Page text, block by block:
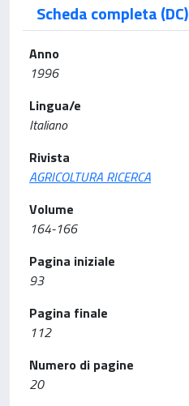
Scheda completa (DC)
Anno
1996
Lingua/e
Italiano
Rivista
AGRICOLTURA RICERCA
Volume
164-166
Pagina iniziale
93
Pagina finale
112
Numero di pagine
20